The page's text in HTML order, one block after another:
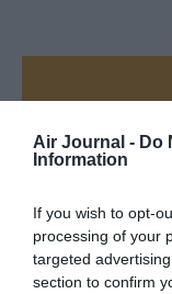
Air Journal - Do
Information
If you wish to opt-
processing of your
targeted
section to confirm